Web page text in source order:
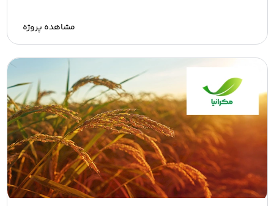
مشاهده پروژه